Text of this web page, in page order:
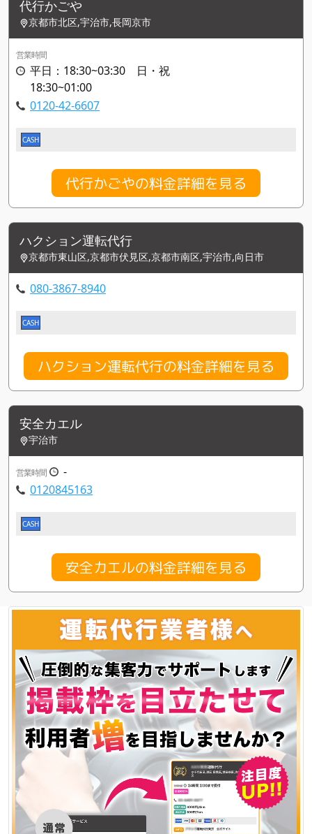
代行かごや
京都市北区,宇治市,長岡京市
営業時間
平日：18:30~03:30 日・祝
18:30~01:00
0120-42-6607
CASH
代行かごやの料金詳細を見る
ハクション運転代行
京都市東山区,京都市伏見区,京都市南区,宇治市,向日市
080-3867-8940
CASH
ハクション運転代行の料金詳細を見る
安全カエル
宇治市
営業時間
-
0120845163
CASH
安全カエルの料金詳細を見る